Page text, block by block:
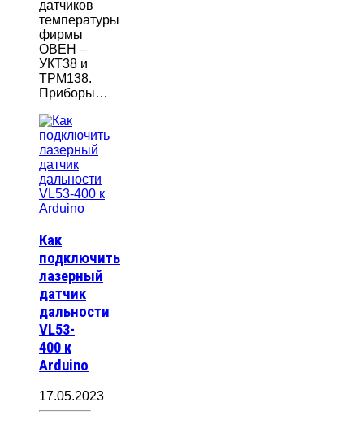
датчиков
температуры
фирмы
ОВЕН –
УКТ38 и
ТРМ138.
Приборы…
Как
подключить
лазерный
датчик
дальности
VL53-
400 к
Arduino
17.05.2023